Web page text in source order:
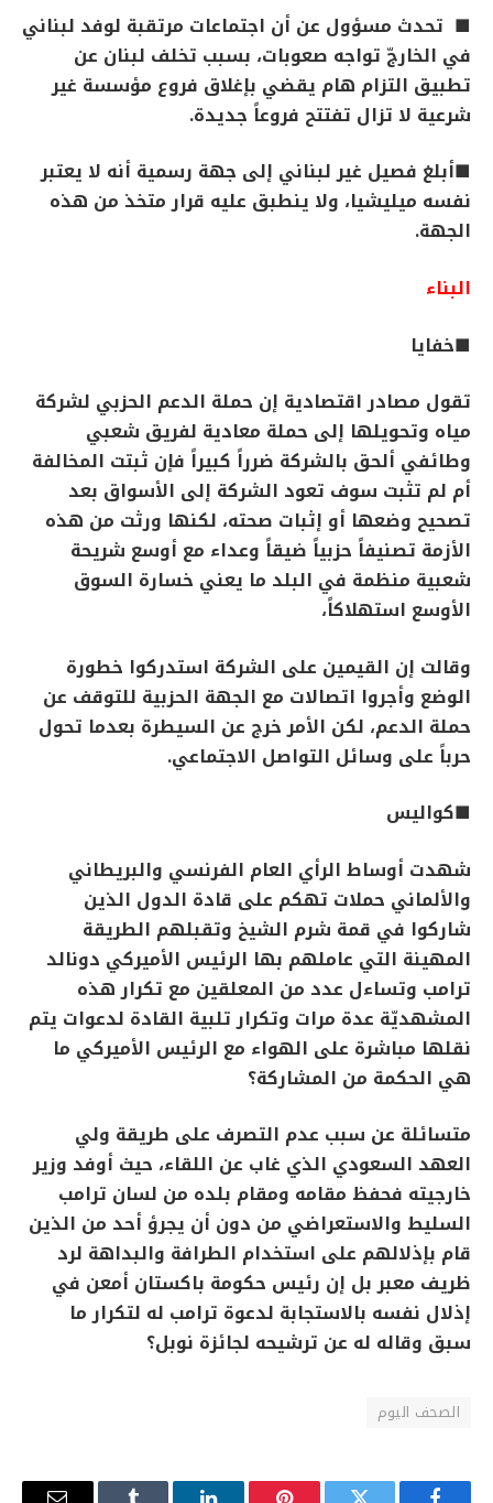
■ تحدث مسؤول عن أن اجتماعات مرتقبة لوفد لبناني
في الخارجّ تواجه صعوبات، بسبب تخلف لبنان عن
تطبيق التزام هام يقضي بإغلاق فروع مؤسسة غير
شرعية لا تزال تفتتح فروعاً جديدة.
■أبلغ فصيل غير لبناني إلى جهة رسمية أنه لا يعتبر
نفسه ميليشيا، ولا ينطبق عليه قرار متخذ من هذه
الجهة.
البناء
■خفايا
تقول مصادر اقتصادية إن حملة الدعم الحزبي لشركة
مياه وتحويلها إلى حملة معادية لفريق شعبي
وطائفي ألحق بالشركة ضرراً كبيراً فإن ثبتت المخالفة
أم لم تثبت سوف تعود الشركة إلى الأسواق بعد
تصحيح وضعها أو إثبات صحته، لكنها ورثت من هذه
الأزمة تصنيفاً حزبياً ضيقاً وعداء مع أوسع شريحة
شعبية منظمة في البلد ما يعني خسارة السوق
الأوسع استهلاكاً،
وقالت إن القيمين على الشركة استدركوا خطورة
الوضع وأجروا اتصالات مع الجهة الحزبية للتوقف عن
حملة الدعم، لكن الأمر خرج عن السيطرة بعدما تحول
حرباً على وسائل التواصل الاجتماعي.
■كواليس
شهدت أوساط الرأي العام الفرنسي والبريطاني
والألماني حملات تهكم على قادة الدول الذين
شاركوا في قمة شرم الشيخ وتقبلهم الطريقة
المهينة التي عاملهم بها الرئيس الأميركي دونالد
ترامب وتساءل عدد من المعلقين مع تكرار هذه
المشهديّة عدة مرات وتكرار تلبية القادة لدعوات يتم
نقلها مباشرة على الهواء مع الرئيس الأميركي ما
هي الحكمة من المشاركة؟
متسائلة عن سبب عدم التصرف على طريقة ولي
العهد السعودي الذي غاب عن اللقاء، حيث أوفد وزير
خارجيته فحفظ مقامه ومقام بلده من لسان ترامب
السليط والاستعراضي من دون أن يجرؤ أحد من الذين
قام بإذلالهم على استخدام الطرافة والبداهة لرد
ظريف معبر بل إن رئيس حكومة باكستان أمعن في
إذلال نفسه بالاستجابة لدعوة ترامب له لتكرار ما
سبق وقاله له عن ترشيحه لجائزة نوبل؟
الصحف اليوم